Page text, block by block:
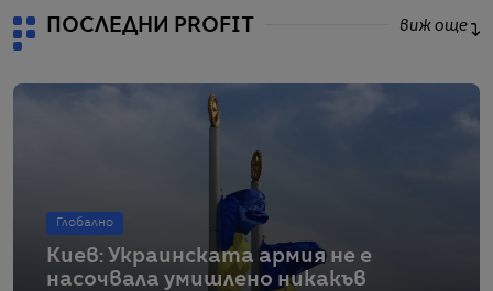
ПОСЛЕДНИ PROFIT виж още
Глобално
Киев: Украинската армия не е
насочвала умишлено никакъв